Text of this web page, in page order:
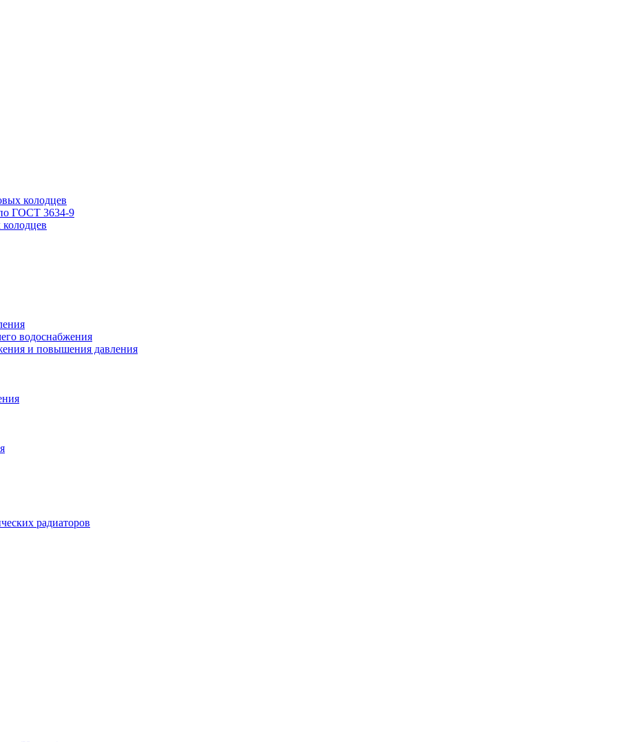
колодцев
ГОСТ 3634-9
водоснабжения
и повышения давления
радиаторов